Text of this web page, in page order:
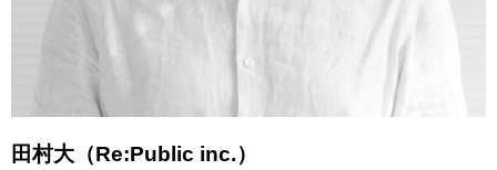
田村大（Re:Public inc.）